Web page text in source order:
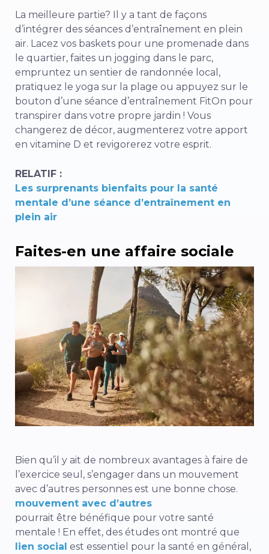
La meilleure partie? Il y a tant de façons
d’intégrer des séances d’entraînement en plein
air. Lacez vos baskets pour une promenade dans
le quartier, faites un jogging dans le parc,
empruntez un sentier de randonnée local,
pratiquez le yoga sur la plage ou appuyez sur le
bouton d’une séance d’entraînement FitOn pour
transpirer dans votre propre jardin ! Vous
changerez de décor, augmenterez votre apport
en vitamine D et revigorerez votre esprit.
RELATIF :
Les surprenants bienfaits pour la santé
mentale d’une séance d’entraînement en
plein air
Faites-en une affaire sociale
Bien qu’il y ait de nombreux avantages à faire de
l’exercice seul, s’engager dans un mouvement
avec d’autres personnes est une bonne chose.
mouvement avec d’autres
pourrait être bénéfique pour votre santé
mentale ! En effet, des études ont montré que
lien social est essentiel pour la santé en général,